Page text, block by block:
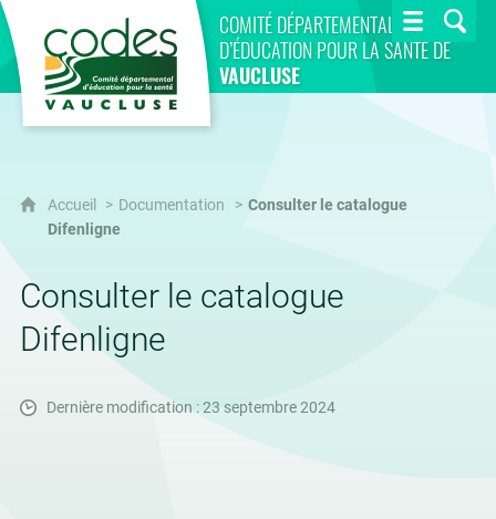
COMITÉ DÉPARTEMENTAL
D’ÉDUCATION POUR LA SANTÉ DE
VAUCLUSE
CoDES 84
Accueil Documentation
Consulter le catalogue
Difenligne
Consulter le catalogue
Difenligne
Dernière modification : 23 septembre 2024